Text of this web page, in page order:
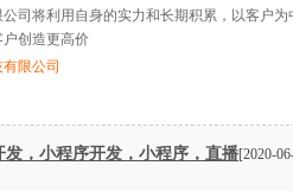
司将利用自身的实力和长期积累，以客户为
创造更高价
限公司
发，小程序开发，小程序，直播[2020-